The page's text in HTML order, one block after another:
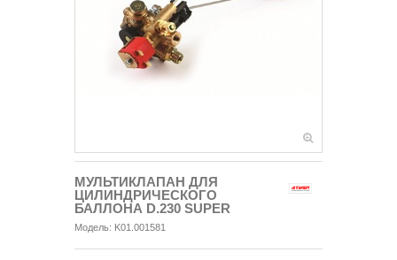
МУЛЬТИКЛАПАН ДЛЯ
ЦИЛИНДРИЧЕСКОГО
БАЛЛОНА D.230 SUPER
Модель: K01.001581